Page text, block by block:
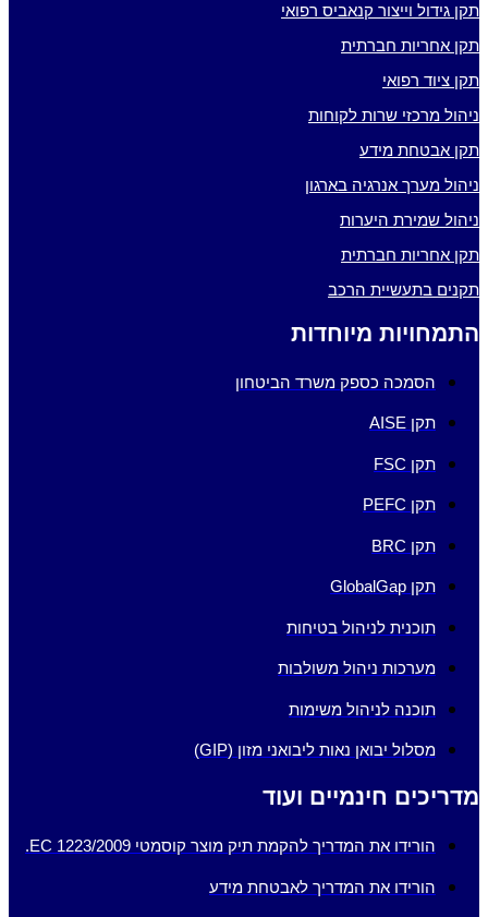
תקן גידול וייצור קנאביס רפואי
תקן אחריות חברתית
תקן ציוד רפואי
ניהול מרכזי שרות לקוחות
תקן אבטחת מידע
ניהול מערך אנרגיה בארגון
ניהול שמירת היערות
תקן אחריות חברתית
תקנים בתעשיית הרכב
התמחויות מיוחדות
הסמכה כספק משרד הביטחון
תקן AISE
תקן FSC
תקן PEFC
תקן BRC
תקן GlobalGap
תוכנית לניהול בטיחות
מערכות ניהול משולבות
תוכנה לניהול משימות
מסלול יבואן נאות ליבואני מזון (GIP)
מדריכים חינמיים ועוד
הורידו את המדריך להקמת תיק מוצר קוסמטי EC 1223/2009.
הורידו את המדריך לאבטחת מידע